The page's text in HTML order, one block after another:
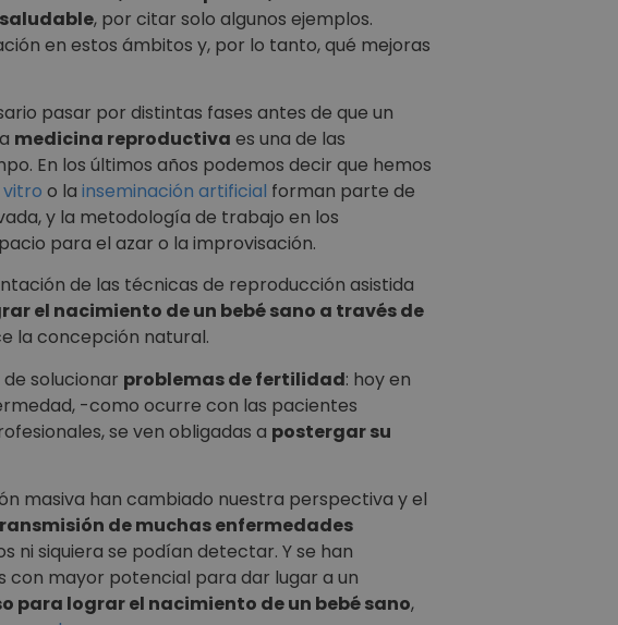
, por citar solo algunos ejemplos.
en estos ámbitos y, por lo tanto, qué mejoras
pasar por distintas fases antes de que un
medicina reproductiva es una de las
En los últimos años podemos decir que hemos
vitro o la inseminación artificial forman parte de
y la metodología de trabajo en los
para el azar o la improvisación.
de las técnicas de reproducción asistida
el nacimiento de un bebé sano a través de
la concepción natural.
solucionar problemas de fertilidad: hoy en
-como ocurre con las pacientes
se ven obligadas a postergar su
masiva han cambiado nuestra perspectiva y el
de muchas enfermedades
ni siquiera se podían detectar. Y se han
mayor potencial para dar lugar a un
para lograr el nacimiento de un bebé sano,